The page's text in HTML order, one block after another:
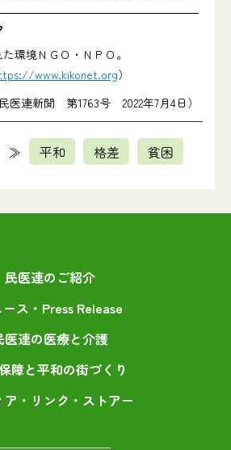
環境ＮＧＯ・ＮＰＯ。
www.kikonet.org）
民医連新聞 第1763号 2022年7月4日）
平和 格差 貧困
民医連のご紹介
ース・Press Release
医連の医療と介護
障と平和の街づくり
ア・リンク・ストアー